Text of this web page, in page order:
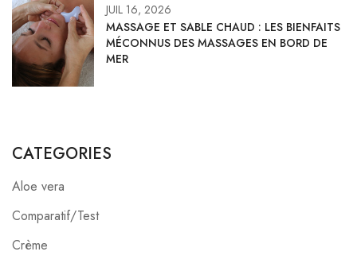
JUIL 16, 2026
MASSAGE ET SABLE CHAUD : LES BIENFAITS
MÉCONNUS DES MASSAGES EN BORD DE
MER
CATEGORIES
Aloe vera
Comparatif/Test
Crème